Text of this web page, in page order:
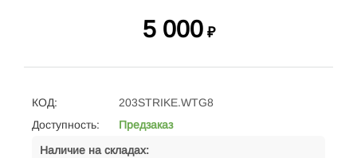
5 000 ₽
КОД:
203STRIKE.WTG8
Доступность:
Предзаказ
Наличие на складах: